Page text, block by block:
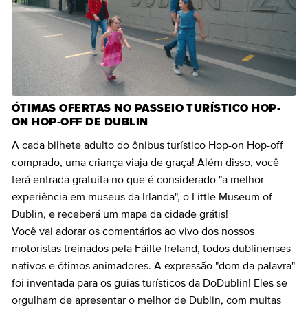
ÓTIMAS OFERTAS NO PASSEIO TURÍSTICO HOP-
ON HOP-OFF DE DUBLIN
A cada bilhete adulto do ônibus turístico Hop-on Hop-off
comprado, uma criança viaja de graça! Além disso, você
terá entrada gratuita no que é considerado "a melhor
experiência em museus da Irlanda", o Little Museum of
Dublin, e receberá um mapa da cidade grátis!
Você vai adorar os comentários ao vivo dos nossos
motoristas treinados pela Fáilte Ireland, todos dublinenses
nativos e ótimos animadores. A expressão "dom da palavra"
foi inventada para os guias turísticos da DoDublin! Eles se
orgulham de apresentar o melhor de Dublin, com muitas